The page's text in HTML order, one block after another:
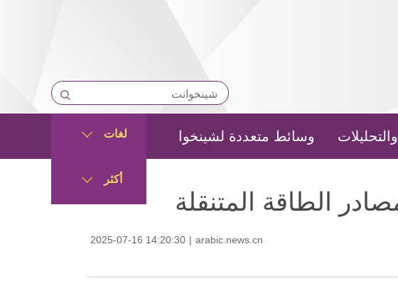
والتحليلات وسائط متعددة لشينخوا لغات
أكثر
الطاقة المتنقلة
2025-07-16 14:20:30 | arabic.news.cn